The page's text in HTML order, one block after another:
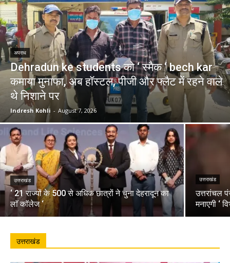
अपराध
Dehradun ke students को ‘ स्मैक ‘ bech kar
कमाया मुनाफा, अब हॉस्टल, पीजी और फ्लैट में रहने वाले
थे निशाने पर
Indresh Kohli - August 7, 2026
उत्तराखंड
‘ 21 राज्यों के 500 से अधिक छात्रों ने चुना देहरादून का
लाॅ काॅलेज ‘
उत्तराखंड
उत्तरांचल
मनाएगी ‘
उत्तराखंड